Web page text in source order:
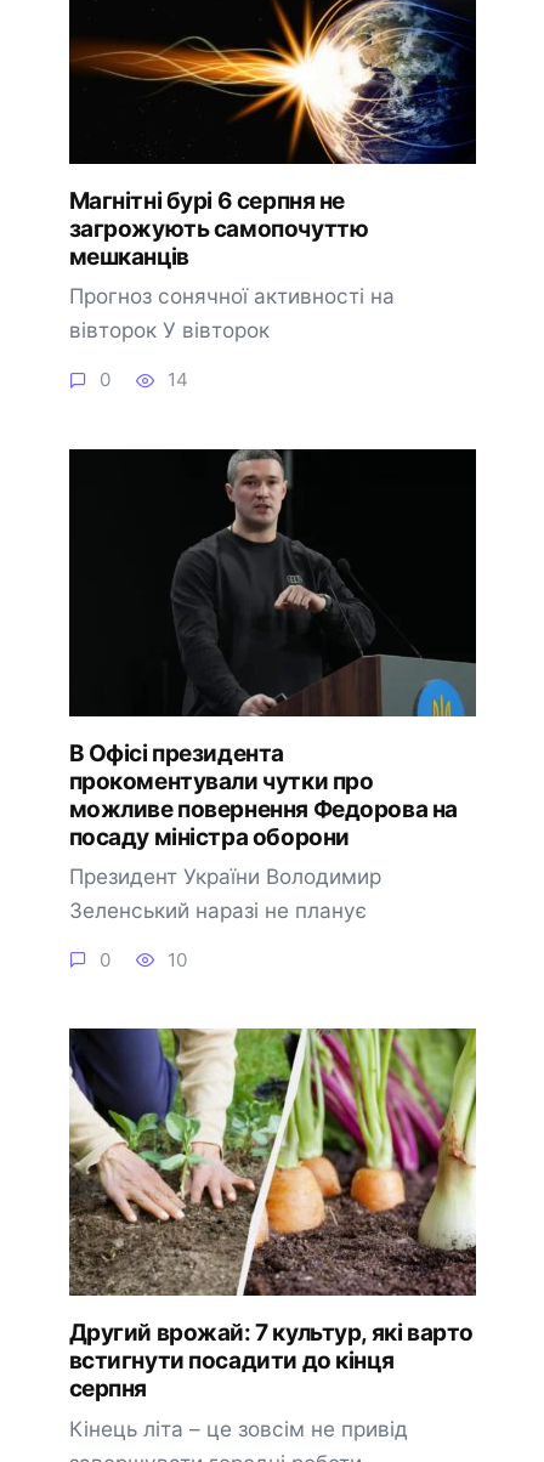
Магнітні бурі 6 серпня не
загрожують самопочуттю
мешканців
Прогноз сонячної активності на
вівторок У вівторок
0 14
В Офісі президента
прокоментували чутки про
можливе повернення Федорова на
посаду міністра оборони
Президент України Володимир
Зеленський наразі не планує
0 10
Другий врожай: 7 культур, які варто
встигнути посадити до кінця
серпня
Кінець літа – це зовсім не привід